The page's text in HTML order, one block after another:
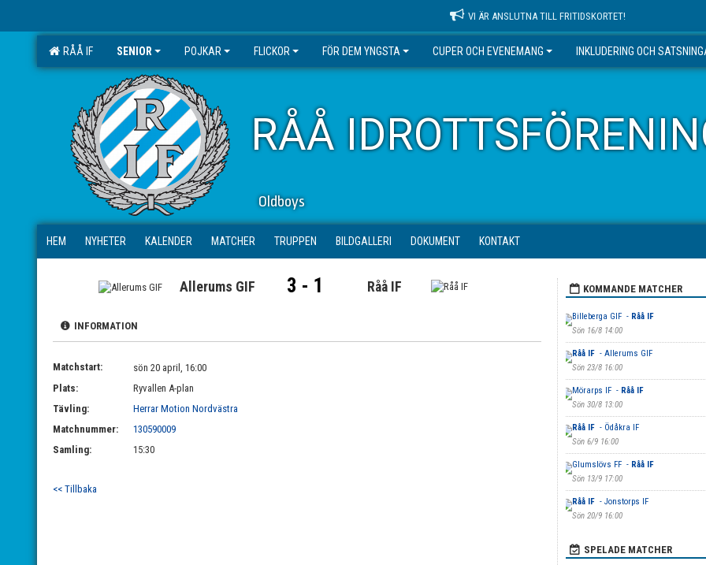
VI ÄR ANSLUTNA TILL FRITIDSKORTET!
RÅÅ IF SENIOR POJKAR FLICKOR FÖR DEM YNGSTA CUPER OCH EVENEMANG INKLUDERING OCH
RÅÅ
Oldboys
HEM NYHETER KALENDER MATCHER TRUPPEN BILDGALLERI DOKUMENT KONTAKT
Allerums GIF 3 - 1 Råå IF
INFORMATION
Matchstart:
sön 20 april, 16:00
Plats:
Ryvallen A-plan
Tävling:
Herrar Motion Nordvästra
Matchnummer:
130590009
Samling:
15:30
<< Tillbaka
KOMMANDE MATCHER
Billeberga GIF - Råå IF
Sön 16/8 14:00
Råå IF - Allerums GIF
Sön 23/8 16:00
Mörarps IF - Råå IF
Sön 30/8 13:00
Råå IF - Ödåkra IF
Sön 6/9 16:00
Glumslövs FF - Råå IF
Sön 13/9 17:00
Råå IF - Jonstorps IF
Sön 20/9 16:00
SPELADE MATCHER